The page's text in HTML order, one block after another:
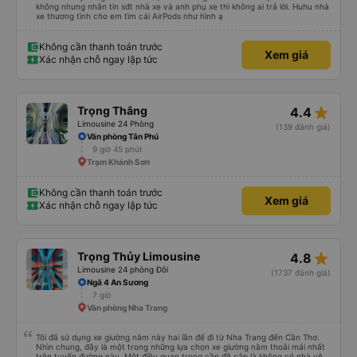
không nhưng nhắn tin sđt nhà xe và anh phụ xe thì không ai trả lời. Huhu nhà
xe thương tình cho em tìm cái AirPods như hình ạ
Không cần thanh toán trước
Xác nhận chỗ ngay lập tức
Xem giá
Trọng Thắng
Limousine 24 Phòng
4.4 star_rate
(139 đánh giá)
Văn phòng Tân Phú
9 giờ 45 phút
Trạm Khánh Sơn
Không cần thanh toán trước
Xác nhận chỗ ngay lập tức
Xem giá
Trọng Thủy Limousine
Limousine 24 phòng Đôi
4.8 star_rate
(1737 đánh giá)
Ngã 4 An Sương
7 giờ
Văn phòng Nha Trang
Tôi đã sử dụng xe giường nằm này hai lần để đi từ Nha Trang đến Cần Thơ.
Nhìn chung, đây là một trong những lựa chọn xe giường nằm thoải mái nhất